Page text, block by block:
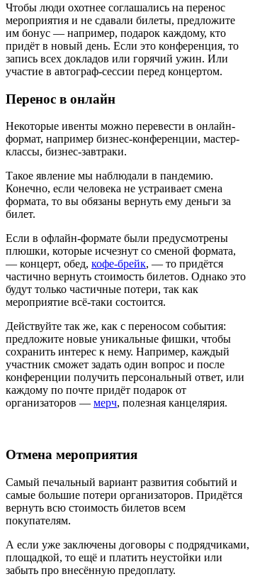
Чтобы люди охотнее соглашались на перенос
мероприятия и не сдавали билеты, предложите
им бонус — например, подарок каждому, кто
придёт в новый день. Если это конференция, то
запись всех докладов или горячий ужин. Или
участие в автограф-сессии перед концертом.
Перенос в онлайн
Некоторые ивенты можно перевести в онлайн-
формат, например бизнес-конференции, мастер-
классы, бизнес-завтраки.
Такое явление мы наблюдали в пандемию.
Конечно, если человека не устраивает смена
формата, то вы обязаны вернуть ему деньги за
билет.
Если в офлайн-формате были предусмотрены
плюшки, которые исчезнут со сменой формата,
— концерт, обед, кофе-брейк, — то придётся
частично вернуть стоимость билетов. Однако это
будут только частичные потери, так как
мероприятие всё-таки состоится.
Действуйте так же, как с переносом события:
предложите новые уникальные фишки, чтобы
сохранить интерес к нему. Например, каждый
участник сможет задать один вопрос и после
конференции получить персональный ответ, или
каждому по почте придёт подарок от
организаторов — мерч, полезная канцелярия.
Отмена мероприятия
Самый печальный вариант развития событий и
самые большие потери организаторов. Придётся
вернуть всю стоимость билетов всем
покупателям.
А если уже заключены договоры с подрядчиками,
площадкой, то ещё и платить неустойки или
забыть про внесённую предоплату.